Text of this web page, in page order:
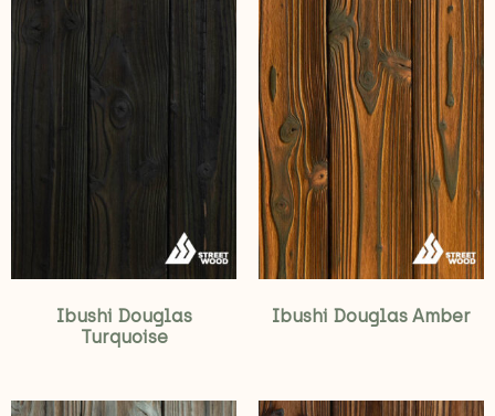
Ibushi Douglas
Turquoise
Ibushi Douglas Amber